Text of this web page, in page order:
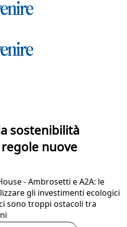
sostenibilità
nuove
- Ambrosetti e A2A: le
gli investimenti ecologici
sono troppi ostacoli tra